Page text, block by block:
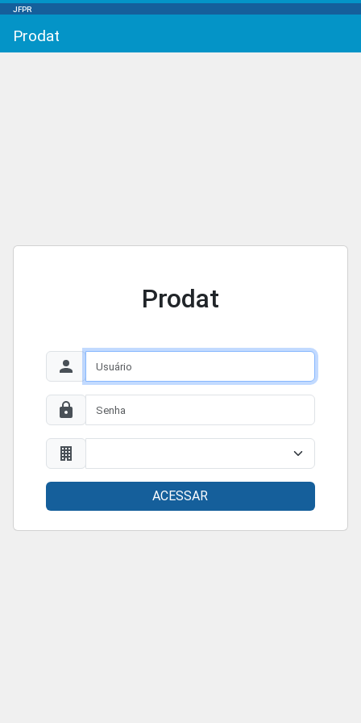
JFPR
Prodat
Prodat
ACESSAR